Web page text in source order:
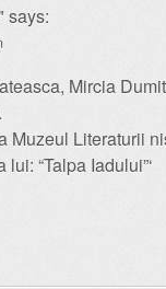
says:
Mircia
Muzeul Literaturii
“Talpa Iadului”‘